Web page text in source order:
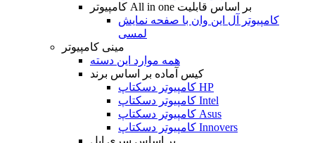
کامپیوتر All in one بر اساس قابلیت
کامپیوتر آل این وان با صفحه نمایش
لمسی
مینی کامپیوتر
همه موارد این دسته
کیس آماده بر اساس برند
کامپیوتر دسکتاپ HP
کامپیوتر دسکتاپ Intel
کامپیوتر دسکتاپ Asus
کامپیوتر دسکتاپ Innovers
بر اساس سری اپل